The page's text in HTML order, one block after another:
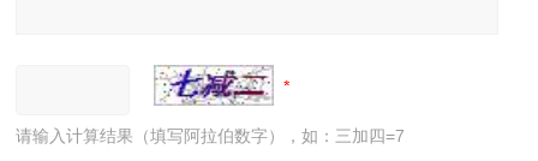
请输入计算结果（填写阿拉伯数字），如：三加四=7